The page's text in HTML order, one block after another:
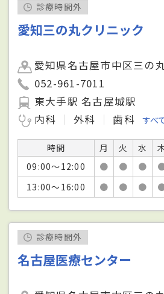
診療時間外
愛知三の丸クリニック
愛知県名古屋市中区三の
052-961-7011
東大手駅 名古屋城駅
内科
外科 歯科 すべ
時間 月 火 水
09:00～12:00
● ● ●
13:00～16:00
● ● ●
診療時間外
名古屋医療センター